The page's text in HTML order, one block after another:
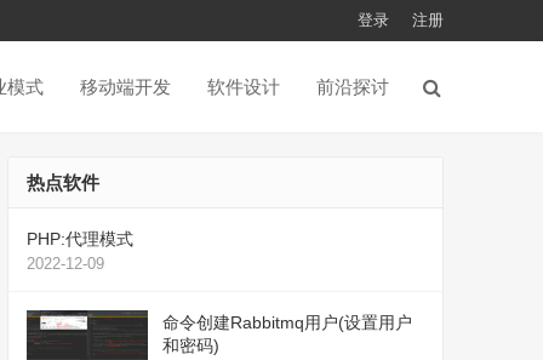
登录 注册
模式 移动端开发 软件设计 前沿探讨
热点软件
PHP:代理模式
2022-12-09
命令创建Rabbitmq用户(设置用户
和密码)